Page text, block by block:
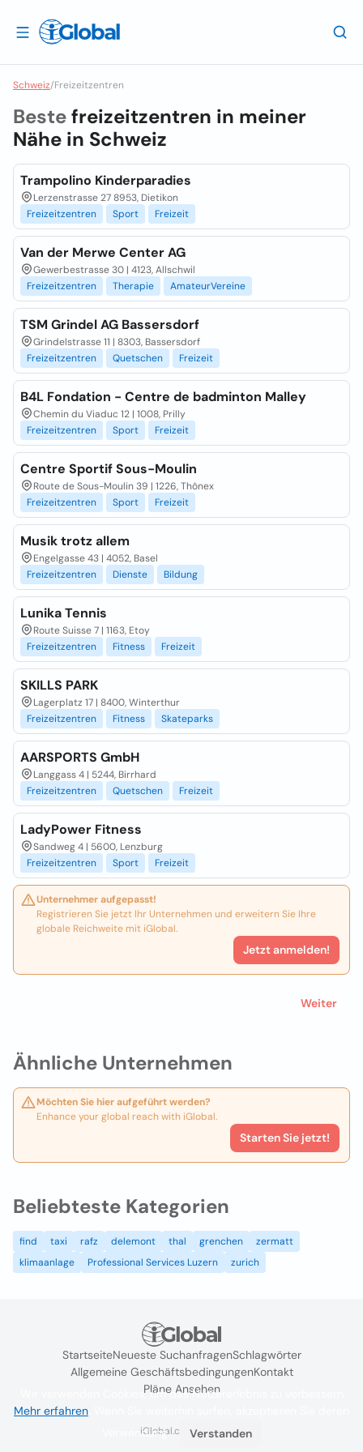
Schweiz/Freizeitzentren
Ähnliche Unternehmen
Möchten Sie hier aufgeführt werden?
Enhance your global reach with iGlobal.
Starten Sie jetzt!
Bestefreizeitzentren in meiner
Nähe in Schweiz
Trampolino Kinderparadies
Lerzenstrasse 27 8953, Dietikon
Freizeitzentren
Sport Freizeit
Van der Merwe Center AG
Gewerbestrasse 30 | 4123, Allschwil
Freizeitzentren
Therapie AmateurVereine
TSM Grindel AG Bassersdorf
Grindelstrasse 11 | 8303, Bassersdorf
Freizeitzentren
Quetschen Freizeit
B4L Fondation - Centre de badminton Malley
Chemin du Viaduc 12 | 1008, Prilly
Freizeitzentren
Sport Freizeit
Centre Sportif Sous-Moulin
Route de Sous-Moulin 39 | 1226, Thônex
Freizeitzentren
Sport Freizeit
Musik trotz allem
Engelgasse 43 | 4052, Basel
Freizeitzentren
Dienste Bildung
Lunika Tennis
Route Suisse 7 | 1163, Etoy
Freizeitzentren
Fitness Freizeit
SKILLS PARK
Lagerplatz 17 | 8400, Winterthur
Freizeitzentren
Fitness Skateparks
AARSPORTS GmbH
Langgass 4 | 5244, Birrhard
Freizeitzentren
Quetschen Freizeit
LadyPower Fitness
Sandweg 4 | 5600, Lenzburg
Freizeitzentren
Sport Freizeit
Unternehmer aufgepasst!
Registrieren Sie jetzt Ihr Unternehmen und erweitern Sie Ihre
globale Reichweite mit iGlobal.
Jetzt anmelden!
Weiter
Beliebteste Kategorien
find taxi rafz delemont thal grenchen
zermatt
klimaanlage
Professional Services Luzern zurich
StartseiteNeueste SuchanfragenSchlagwörter
Allgemeine GeschäftsbedingungenKontakt
Pläne Ansehen
iGlobal.co @ 2024
Wir verwenden Cookies, um das Nutzererlebnis zu verbessern
Mehr erfahren
Verwendung.
Verstanden